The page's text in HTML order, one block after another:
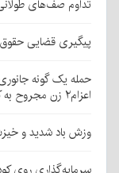
تداوم صف‌های
پیگیری قضایی حقوق
حمله یک گونه
اعزام۲ زن مجروح به کرمان
وزش باد شدید و